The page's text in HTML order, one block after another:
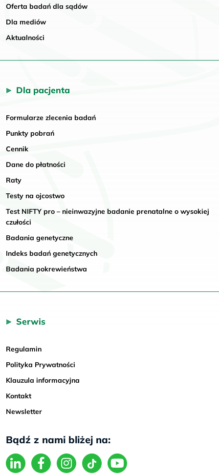
Oferta badań dla sądów
Dla mediów
Aktualności
Dla pacjenta
Formularze zlecenia badań
Punkty pobrań
Cennik
Dane do płatności
Raty
Testy na ojcostwo
Test NIFTY pro – nieinwazyjne badanie prenatalne o wysokiej
czułości
Badania genetyczne
Indeks badań genetycznych
Badania pokrewieństwa
Serwis
Regulamin
Polityka Prywatności
Klauzula informacyjna
Kontakt
Newsletter
Bądź z nami bliżej na: